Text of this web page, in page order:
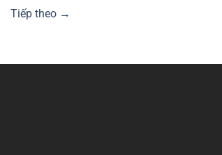
Tiếp theo →